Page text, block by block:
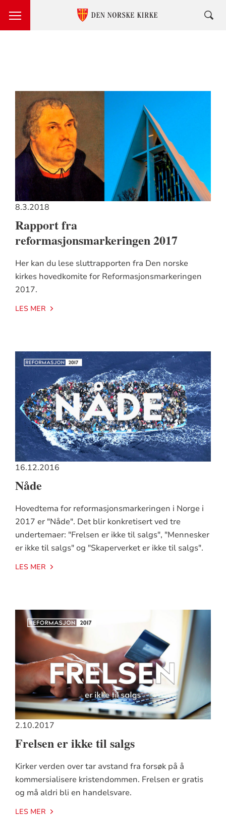
OG
NORGES
KRISTNE
RÅD
8.3.2018
Rapport fra
reformasjonsmarkeringen 2017
Her kan du lese sluttrapporten fra Den norske
kirkes hovedkomite for Reformasjonsmarkeringen
2017.
LES MER
16.12.2016
Nåde
Hovedtema for reformasjonsmarkeringen i Norge i
2017 er "Nåde". Det blir konkretisert ved tre
undertemaer: "Frelsen er ikke til salgs", "Mennesker
er ikke til salgs" og "Skaperverket er ikke til salgs".
LES MER
2.10.2017
Frelsen er ikke til salgs
Kirker verden over tar avstand fra forsøk på å
kommersialisere kristendommen. Frelsen er gratis
og må aldri bli en handelsvare.
LES MER